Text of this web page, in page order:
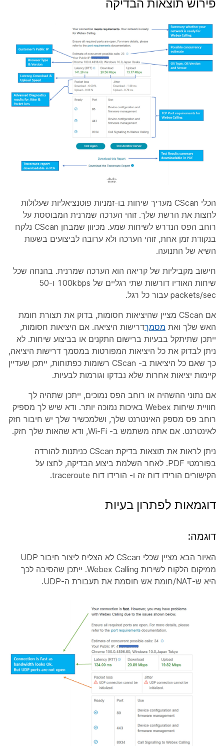
פירוש תוצאות הבדיקה
הכלי CScan מעריך שיחות בו-זמניות פוטנציאליות שעלולות
לחצות את הרשת שלך. זוהי הערכה שמרנית המבוססת על
רוחב הפס הנדרש לשיחות שמע. מכיוון שמבחן CScan נלקח
בנקודת זמן אחת, זוהי הערכה ולא ערובה לביצועים בשעות
השיא של התנועה.
חישוב מקביליות של קריאה הוא הערכה שמרנית. בהנחה שכל
שיחות האודיו דורשות שתי רגליים של 100kbps ו-50
packets/sec עבור כל רגל.
אם CScan מציין שהיציאות חסומות, בדוק את תצורת חומת
האש שלך ואת מסמךדרישות היציאה. אם היציאות חסומות,
ייתכן שתיתקל בבעיות ברישום התקנים או בביצוע שיחות. לא
ניתן לבדוק את כל היציאות המפורטות במסמך דרישות היציאה,
כך שאם כל היציאות ב- CScan רשומות כפתוחות, ייתכן שעדיין
קיימות יציאות אחרות שלא נבדקו וגורמות לבעיות.
אם נתוני ההשהיה או רוחב הפס נמוכים, ייתכן שתהיה לך
חוויית שיחות Webex באיכות נמוכה יותר. ודא שיש לך מספיק
רוחב פס מספק האינטרנט שלך, ושלמכשיר שלך יש חיבור חזק
לאינטרנט. אם אתה משתמש ב- Wi-Fi, ודא שהאות שלך חזק.
ניתן לראות את תוצאות בדיקת CScan כניתנות להורדה
בפורמטי PDF. לאחר השלמת ביצוע הבדיקה, לחצו על
הקישורים הורידו דוח זה ו- הורידו דוח traceroute .
דוגמאות לפתרון בעיות
דוגמה:
האיור הבא מציין שכלי CScan לא הצליח ליצור חיבור UDP
ממיקום הלקוח לשירות Webex Calling. ייתכן שהסיבה לכך
היא ש-NAT/חומת אש חוסמת את תעבורת ה-UDP.